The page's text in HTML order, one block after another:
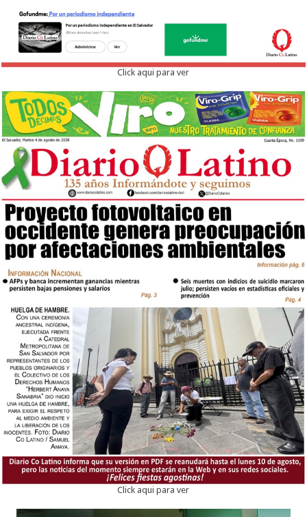
Click aqui para ver
Click aqui para ver